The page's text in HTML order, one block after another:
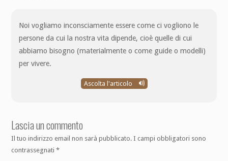
Noi vogliamo inconsciamente essere come ci vogliono le
persone da cui la nostra vita dipende, cioè quelle di cui
abbiamo bisogno (materialmente o come guide o modelli)
per vivere.
Ascolta l'articolo
Lascia un commento
Il tuo indirizzo email non sarà pubblicato. I campi obbligatori sono
contrassegnati*